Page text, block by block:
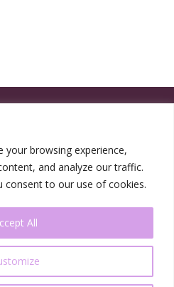
your browsing experience,
and analyze our traffic.
consent to our use of cookies.
All